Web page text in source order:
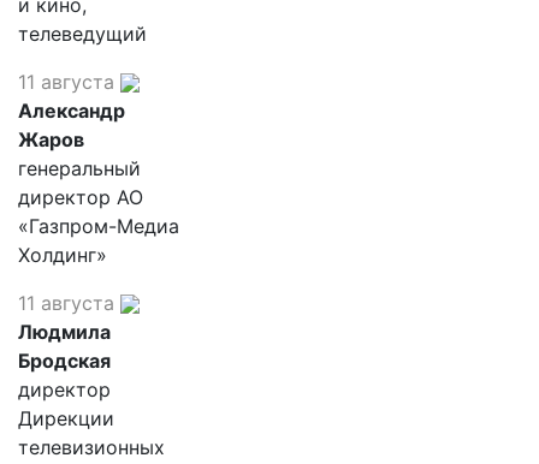
телеведущий
11 августа
Александр
Жаров
генеральный
директор АО
«Газпром-Медиа
Холдинг»
11 августа
Людмила
Бродская
директор
Дирекции
телевизионных